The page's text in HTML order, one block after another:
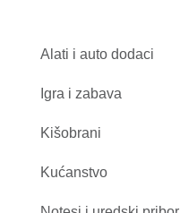
Alati i auto dodaci
Igra i zabava
Kišobrani
Kućanstvo